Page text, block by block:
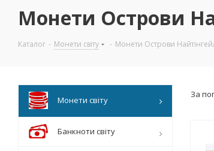
Монети Острови
Каталог - Монети світу - Монети Острови
За
Монети світу
Банкноти світу